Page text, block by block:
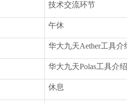
技术交流环节
午休
华大九天Aether工具介
华大九天Polas工具介
休息